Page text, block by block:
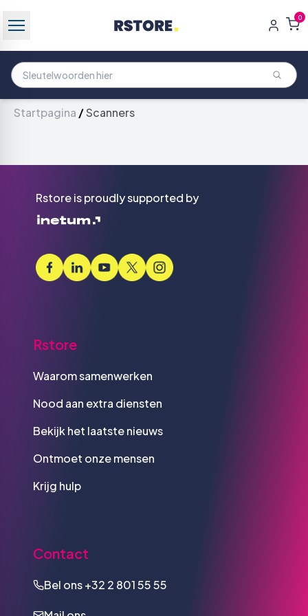
0
Startpagina /Scanners
Rstore is proudly supported by
Rstore
Waarom samenwerken
Nood aan extra diensten
Bekijk het laatste nieuws
Ontmoet onze mensen
Krijg hulp
Contact
Bel ons+32 2 801 55 55